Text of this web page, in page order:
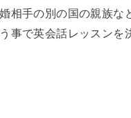
相手の別の国の親族
事で英会話レッスンを